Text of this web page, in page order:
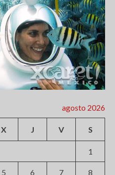
agosto 2026
X J V S
1
5 6 7 8